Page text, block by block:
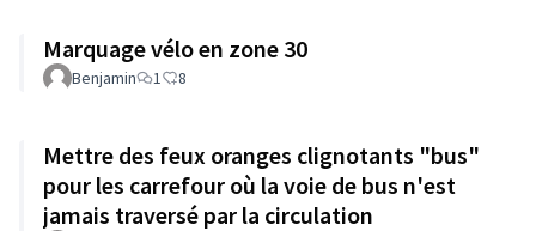
Marquage vélo en zone 30
Benjamin 1 8
Mettre des feux oranges clignotants "bus"
pour les carrefour où la voie de bus n'est
jamais traversé par la circulation